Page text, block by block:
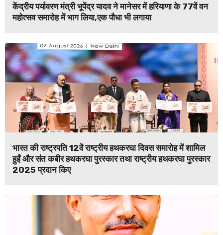
केंद्रीय पर्यावरण मंत्री भूपेंद्र यादव ने मानेसर में हरियाणा के 77वें वन
महोत्सव समारोह में भाग लिया,एक पौधा भी लगाया
भारत की राष्ट्रपति 12वें राष्ट्रीय हथकरघा दिवस समारोह में शामिल
हुईं और संत कबीर हथकरघा पुरस्कार तथा राष्ट्रीय हथकरघा पुरस्कार
2025 प्रदान किए